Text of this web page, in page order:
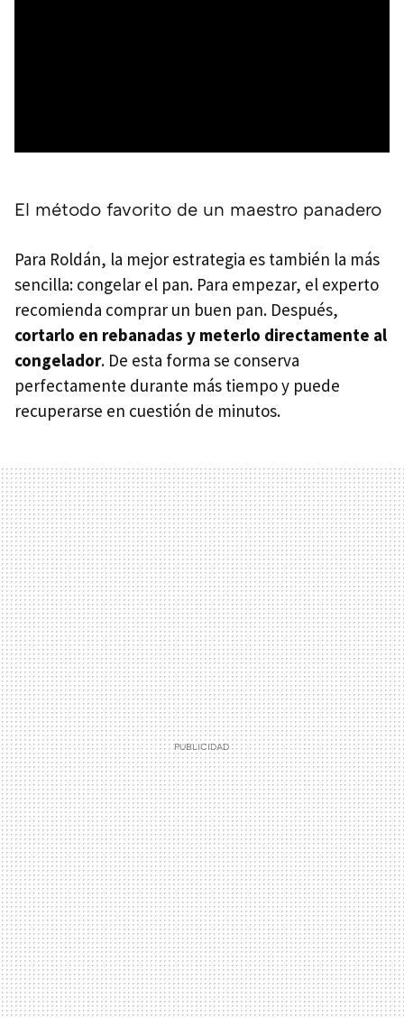
El método favorito de un maestro panadero
Para Roldán, la mejor estrategia es también la más
sencilla: congelar el pan. Para empezar, el experto
recomienda comprar un buen pan. Después,
cortarlo en rebanadas y meterlo directamente al
congelador. De esta forma se conserva
perfectamente durante más tiempo y puede
recuperarse en cuestión de minutos.